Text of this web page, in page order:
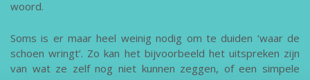
woord.
Soms is er maar heel weinig nodig om te duiden ‘waar de
schoen wringt’. Zo kan het bijvoorbeeld het uitspreken zijn
van wat ze zelf nog niet kunnen zeggen, of een simpele